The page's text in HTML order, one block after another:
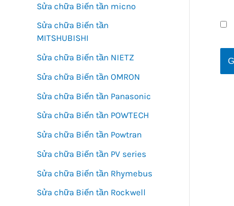
Sửa chữa Biến tần micno
Sửa chữa Biến tần
MITSHUBISHI
Sửa chữa Biến tần NIETZ
Sửa chữa Biến tần OMRON
Sửa chữa Biến tần Panasonic
Sửa chữa Biến tần POWTECH
Sửa chữa Biến tần Powtran
Sửa chữa Biến tần PV series
Sửa chữa Biến tần Rhymebus
Sửa chữa Biến tần Rockwell